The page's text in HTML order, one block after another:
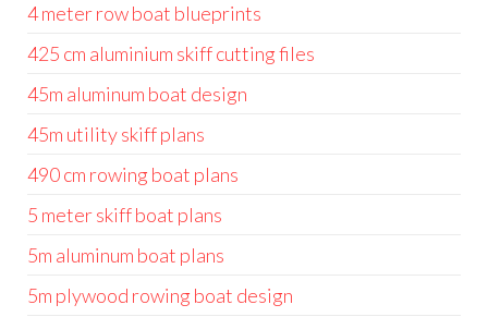
4 meter row boat blueprints
425 cm aluminium skiff cutting files
45m aluminum boat design
45m utility skiff plans
490 cm rowing boat plans
5 meter skiff boat plans
5m aluminum boat plans
5m plywood rowing boat design